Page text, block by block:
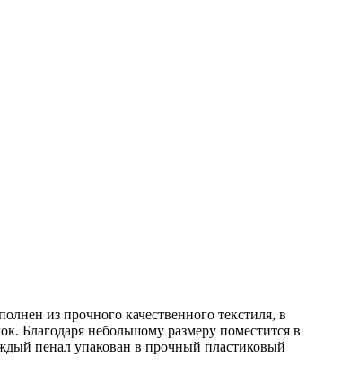
из прочного качественного текстиля, в
Благодаря небольшому размеру поместится в
пенал упакован в прочный пластиковый